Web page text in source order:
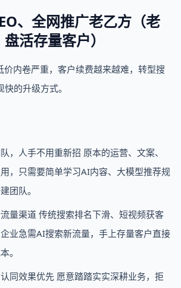
、全网推广老乙方（老
活存量客户）
价内卷严重，客户续费越来越难，转型搜
的升级方式。
，人手不用重新招 原本的运营、文案、
，只需要简单学习AI内容、大模型推荐规
团队。
量渠道 传统搜索排名下滑、短视频获客
业急需AI搜索新流量，手上存量客户直接
。
同效果优先 愿意踏踏实实深耕业务，拒